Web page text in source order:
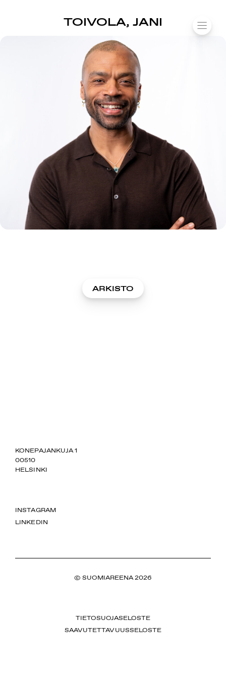
TOIVOLA, JANI
ARKISTO
SUOMIAREENA
KONEPAJANKUJA 1
00510
HELSINKI
INSTAGRAM
LINKEDIN
© SUOMIAREENA 2026
TIETOSUOJASELOSTE
SAAVUTETTAVUUSSELOSTE